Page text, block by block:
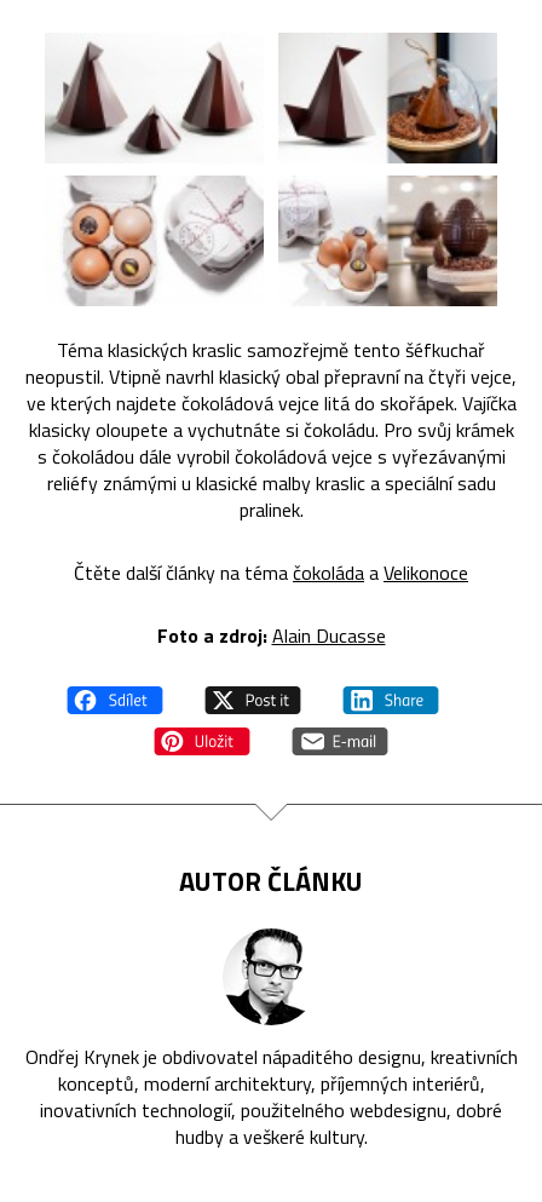
Téma klasických kraslic samozřejmě tento šéfkuchař
neopustil. Vtipně navrhl klasický obal přepravní na čtyři vejce,
ve kterých najdete čokoládová vejce litá do skořápek. Vajíčka
klasicky oloupete a vychutnáte si čokoládu. Pro svůj krámek
s čokoládou dále vyrobil čokoládová vejce s vyřezávanými
reliéfy známými u klasické malby kraslic a speciální sadu
pralinek.
Čtěte další články na témačokoládaaVelikonoce
Foto a zdroj:Alain Ducasse
AUTOR ČLÁNKU
Ondřej Krynek je obdivovatel nápaditého designu, kreativních
konceptů, moderní architektury, příjemných interiérů,
inovativních technologií, použitelného webdesignu, dobré
hudby a veškeré kultury.